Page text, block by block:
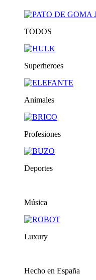
TODOS
Superheroes
Animales
Profesiones
Deportes
Música
Luxury
Hecho en España